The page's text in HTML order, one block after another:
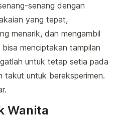
senang dengan
yang tepat,
menarik, dan mengambil
menciptakan tampilan
untuk tetap setia pada
takut untuk bereksperimen.
Wanita